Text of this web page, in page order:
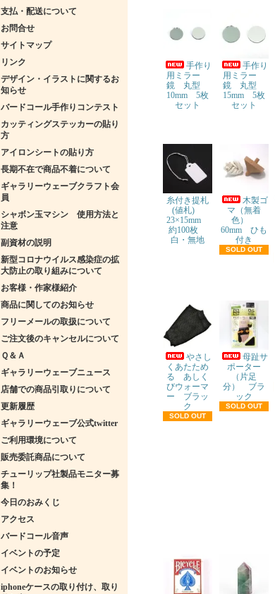
支払・配送について
お問合せ
サイトマップ
リンク
デザイン・イラストに関するお
知らせ
バードコール手作りコンテスト
カッティングステッカーの貼り
方
アイロンシートの貼り方
長期不在で商品不着について
ギャラリーウェーブクラフト会
員
シャボン玉マシン 使用方法と
注意
副資材の説明
新型コロナウイルス感染症の拡
大防止の取り組みについて
お客様・作家様紹介
商品に関してのお知らせ
フリーメールの取扱について
ご注文後のキャンセルについて
Ｑ＆Ａ
ギャラリーウェーブニュース
店舗での商品引取りについて
更新履歴
ギャラリーウェーブ公式twitter
ご利用環境について
販売委託商品について
チューリップ社製品モニター募
集！
今日のおみくじ
アクセス
バードコール音声
イベントの予定
イベントのお知らせ
iphoneケースの取り付け、取り
手作り
用ミラー
鏡 丸型
10mm 5枚
セット
手作り
用ミラー
鏡 丸型
15mm 5枚
セット
糸付き提札
(値札)
23×15mm
約100枚
白・無地
木製ゴ
マ（無着
色）
60mm ひも
付き
SOLD OUT
やさし
くあたため
る あしく
びウォーマ
ー ブラッ
ク
SOLD OUT
母趾サ
ポーター
（片足
分） ブラ
ック
SOLD OUT